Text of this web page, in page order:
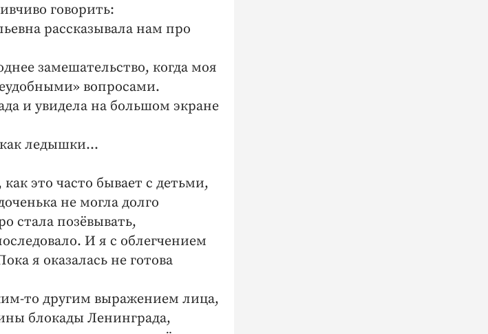
говорить:
рассказывала нам про
замешательство, когда моя
вопросами.
и увидела на большом экране
ледышки…
это часто бывает с детьми,
не могла долго
стала позёвывать,
И я с облегчением
я оказалась не готова
то другим выражением лица,
блокады Ленинграда,